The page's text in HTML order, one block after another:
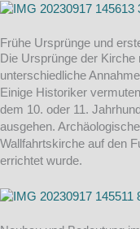
Frühe Ursprünge und
Die Ursprünge der
unterschiedliche
Einige Historiker
dem 10. oder 11.
ausgehen.
Wallfahrtskirche auf den
errichtet wurde.